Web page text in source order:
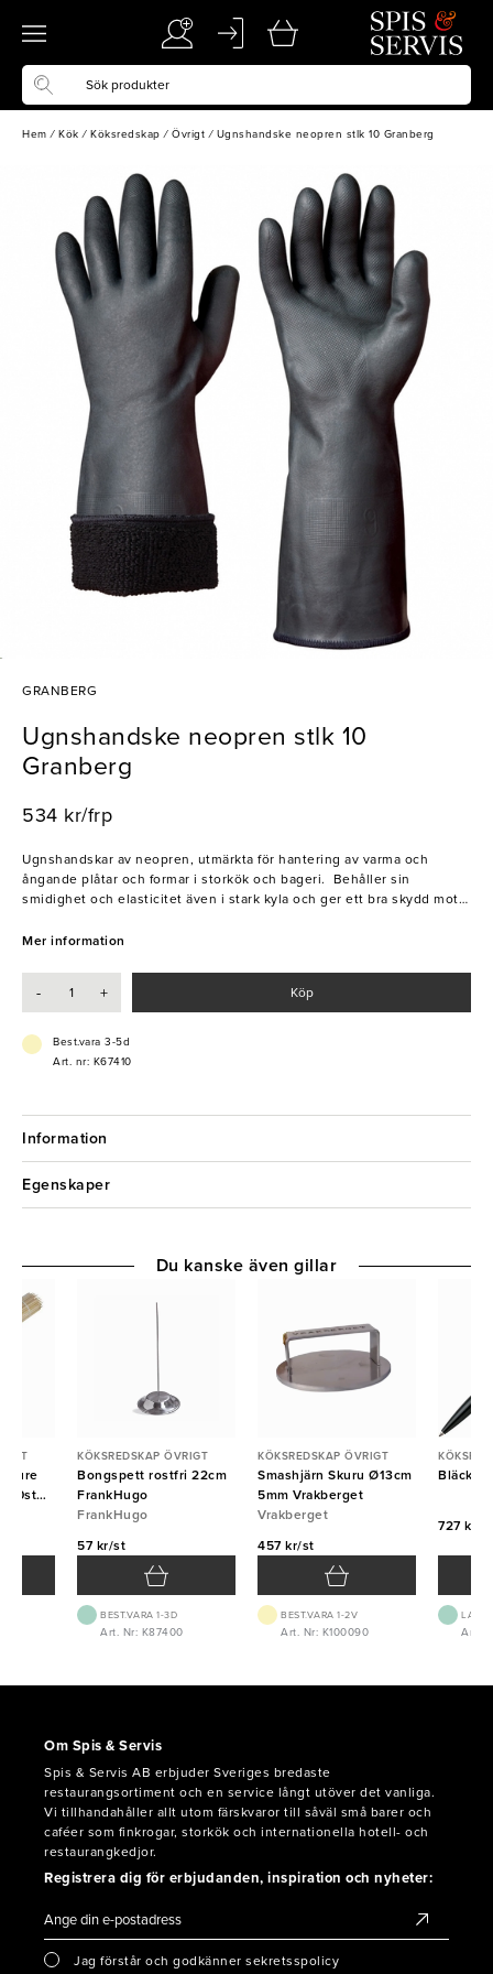
Hem / Kök / Köksredskap / Övrigt / Ugnshandske neopren stlk 10 Granberg
GRANBERG
Ugnshandske neopren stlk 10
Granberg
534 kr/frp
Ugnshandskar av neopren, utmärkta för hantering av varma och
ångande plåtar och formar i storkök och bageri. Behåller sin
smidighet och elasticitet även i stark kyla och ger ett bra skydd mot
kemikalier (EN 374)._x000B_
- Handsken är liten i storleken så beställ gärna en storlek större än
Mer information
- + Köp
Best.vara 3-5d
Art. nr: K67410
Information
Egenskaper
Pure
KÖKSREDSKAP ÖVRIGT
Bongspett rostfri 22cm
FrankHugo
FrankHugo
57 kr/st
BEST.VARA 1-3D
Art. Nr: K87400
KÖKSREDSKAP ÖVRIGT
Smashjärn Skuru Ø13cm
5mm Vrakberget
Vrakberget
457 kr/st
BEST.VARA 1-2V
Art. Nr: K100090
727 kr/
Art.
Du kanske även gillar
Om Spis & Servis
Spis & Servis AB erbjuder Sveriges bredaste
restaurangsortiment och en service långt utöver det vanliga.
Vi tillhandahåller allt utom färskvaror till såväl små barer och
caféer som finkrogar, storkök och internationella hotell- och
restaurangkedjor.
Registrera dig för erbjudanden, inspiration och nyheter:
Jag förstår och godkänner sekretsspolicy